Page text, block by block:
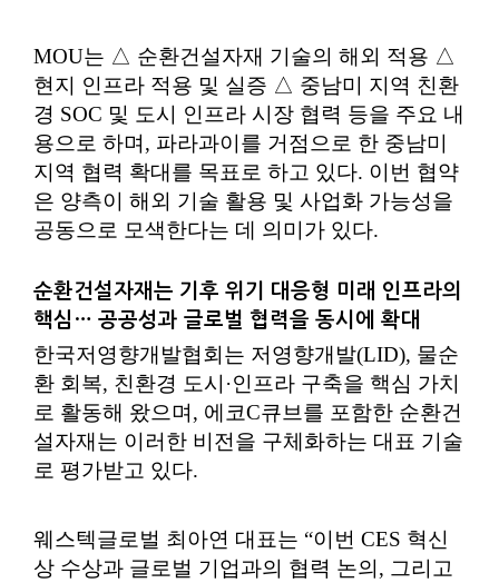
MOU는 △ 순환건설자재 기술의 해외 적용 △
현지 인프라 적용 및 실증 △ 중남미 지역 친환
경 SOC 및 도시 인프라 시장 협력 등을 주요 내
용으로 하며, 파라과이를 거점으로 한 중남미
지역 협력 확대를 목표로 하고 있다. 이번 협약
은 양측이 해외 기술 활용 및 사업화 가능성을
공동으로 모색한다는 데 의미가 있다.
순환건설자재는 기후 위기 대응형 미래 인프라의
핵심… 공공성과 글로벌 협력을 동시에 확대
한국저영향개발협회는 저영향개발(LID), 물순
환 회복, 친환경 도시·인프라 구축을 핵심 가치
로 활동해 왔으며, 에코C큐브를 포함한 순환건
설자재는 이러한 비전을 구체화하는 대표 기술
로 평가받고 있다.
웨스텍글로벌 최아연 대표는 “이번 CES 혁신
상 수상과 글로벌 기업과의 협력 논의, 그리고